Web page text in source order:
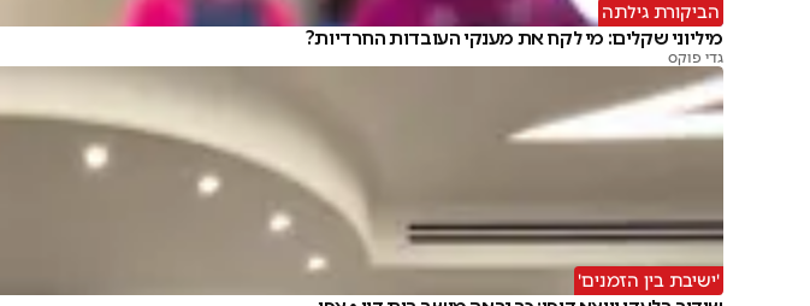
הביקורת גילתה
מיליוני שקלים: מי לקח את מענקי העובדות החרדיות?
גדי פוקס
'ישיבת בין הזמנים'